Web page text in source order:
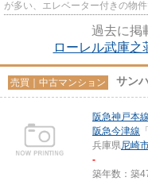
が多い、エレベーター付きの物
過去に掲
ローレル武庫之
売買｜中古マンション サン
阪急神戸本線
阪急今津線 「
兵庫県尼崎
-
築年数：築